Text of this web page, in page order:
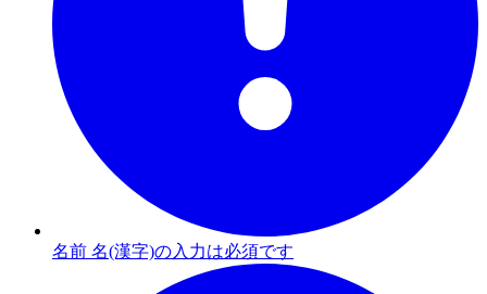
名前 名(漢字)の入力は必須です